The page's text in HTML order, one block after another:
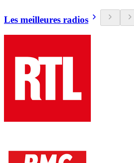
Les meilleures radios